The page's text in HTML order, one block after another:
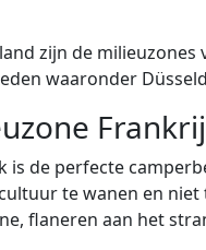
zijn de milieuzones
waaronder
is de perfecte
te wanen en
flaneren aan het